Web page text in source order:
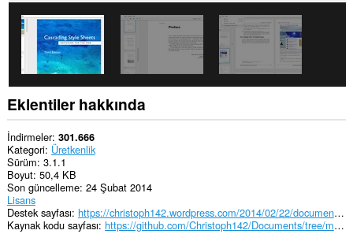
Eklentiler hakkında
İndirmeler 301.666
Kategori Üretkenlik
Sürüm 3.1.1
Boyut 50,4 KB
Son güncelleme 24 Şubat 2014
Lisans
Destek sayfası
https://christoph142.wordpress.com/2014/02/22/documents-3-1/
Kaynak kodu sayfası
https://github.com/Christoph142/Documents/tree/master/Chromium%20(.crx)